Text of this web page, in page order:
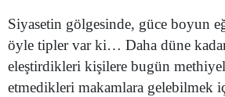
Siyasetin gölgesinde, güce boyun
öyle tipler var ki… Daha düne kadar
eleştirdikleri kişilere bugün
etmedikleri makamlara gelebilmek